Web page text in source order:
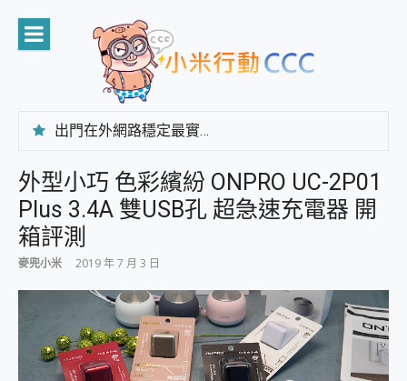
content
出門在外網路穩定最實在 「台灣大哥大」榮獲 4G/5G 在線率全球 NO.3 全台第一與全台六冠王實測心得，走到哪順到哪！
CP 值天花板~ Bongcom BS5 足球君開箱~ 短焦投影機 3千元就能擁有！ 折扣碼在這～
專為 PC上的 XBOX和掌機設計的 FireCuda X1070 SSD 固態硬碟開箱 評測
台灣製攝影機在這裡，100%全無線設計 SpotCam Solo Eco 太陽能防水雲端攝影機 SpotCam Solo 3 2.5K高畫質戶外攝影機 開箱 評測
AI 支付 一錶搞定大小事 Xiaomi Watch 5 開箱 評測
超驚艷 讓人一眼就愛上 LENOVO 聯想 Yoga Book 9 14吋 AI輕薄筆電 開箱 評測
美到讓人超想擁有 moto pad 60 系列 與 Moto | Swarovski razr 60 冰藍限定版本 開箱 評測
好用的 EaseUS Partition Master 讓您輕鬆的移除與格式化有防寫保護的隨身碟或SD卡
一鍵修復模糊影片、舊照的 AI 好幫手! VideoProc Converter AI 新版全解析 × 年末優惠，一篇全看懂
外型小巧 色彩繽紛 ONPRO UC-2P01
Plus 3.4A 雙USB孔 超急速充電器 開
箱評測
麥兜小米 2019 年 7 月 3 日